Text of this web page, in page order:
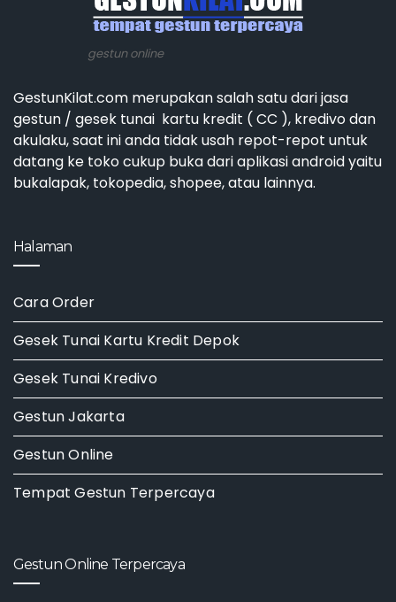
gestun online
GestunKilat.com merupakan salah satu dari jasa
gestun / gesek tunai kartu kredit ( CC ), kredivo dan
akulaku, saat ini anda tidak usah repot-repot untuk
datang ke toko cukup buka dari aplikasi android yaitu
bukalapak, tokopedia, shopee, atau lainnya.
Halaman
Cara Order
Gesek Tunai Kartu Kredit Depok
Gesek Tunai Kredivo
Gestun Jakarta
Gestun Online
Tempat Gestun Terpercaya
Gestun Online Terpercaya